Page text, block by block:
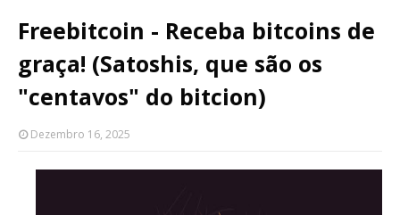
Freebitcoin - Receba bitcoins de
graça! (Satoshis, que são os
"centavos" do bitcion)
Dezembro 16, 2025